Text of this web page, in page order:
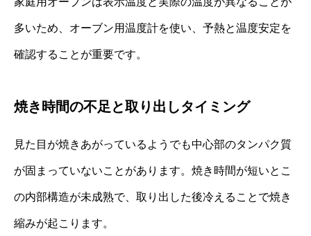
多いため、オーブン用温度計を使い、予熱と温度安定を
確認することが重要です。
焼き時間の不足と取り出しタイミング
見た目が焼きあがっているようでも中心部のタンパク質
が固まっていないことがあります。焼き時間が短いとこ
の内部構造が未成熟で、取り出した後冷えることで焼き
縮みが起こります。